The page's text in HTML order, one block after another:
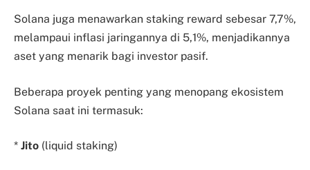
Solana juga menawarkan staking reward sebesar 7,7%,
melampaui inflasi jaringannya di 5,1%, menjadikannya
aset yang menarik bagi investor pasif.
Beberapa proyek penting yang menopang ekosistem
Solana saat ini termasuk:
* Jito (liquid staking)